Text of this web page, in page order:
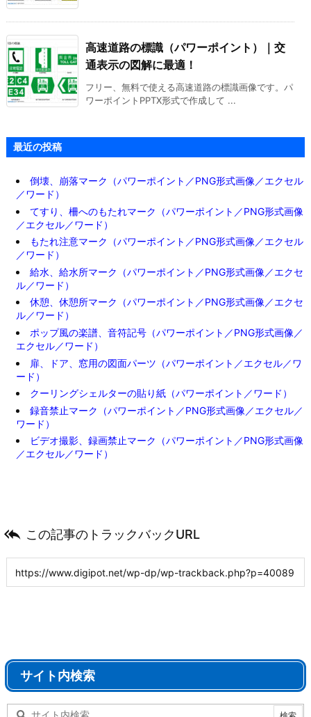
高速道路の標識（パワーポイント）｜交
通表示の図解に最適！
フリー、無料で使える高速道路の標識画像です。パ
ワーポイントPPTX形式で作成して ...
最近の投稿
倒壊、崩落マーク（パワーポイント／PNG形式画像／エクセル
／ワード）
てすり、柵へのもたれマーク（パワーポイント／PNG形式画像
／エクセル／ワード）
もたれ注意マーク（パワーポイント／PNG形式画像／エクセル
／ワード）
給水、給水所マーク（パワーポイント／PNG形式画像／エクセ
ル／ワード）
休憩、休憩所マーク（パワーポイント／PNG形式画像／エクセ
ル／ワード）
ポップ風の楽譜、音符記号（パワーポイント／PNG形式画像／
エクセル／ワード）
扉、ドア、窓用の図面パーツ（パワーポイント／エクセル／ワ
ード）
クーリングシェルターの貼り紙（パワーポイント／ワード）
録音禁止マーク（パワーポイント／PNG形式画像／エクセル／
ワード）
ビデオ撮影、録画禁止マーク（パワーポイント／PNG形式画像
／エクセル／ワード）
 この記事のトラックバックURL
サイト内検索